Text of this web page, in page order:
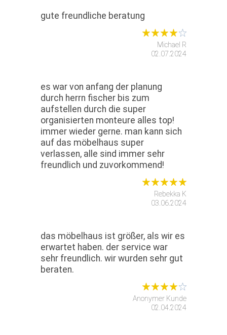
gute freundliche beratung
Michael R
02.07.2024
es war von anfang der planung
durch herrn fischer bis zum
aufstellen durch die super
organisierten monteure alles top!
immer wieder gerne. man kann sich
auf das möbelhaus super
verlassen, alle sind immer sehr
freundlich und zuvorkommend!
Rebekka K
03.06.2024
das möbelhaus ist größer, als wir es
erwartet haben. der service war
sehr freundlich. wir wurden sehr gut
beraten.
Anonymer Kunde
02.04.2024